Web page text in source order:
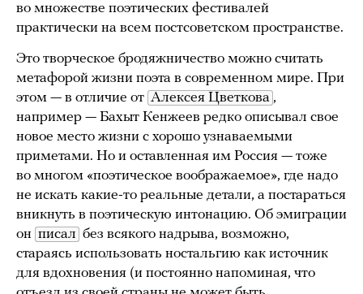
во множестве поэтических фестивалей
практически на всем постсоветском пространстве.
Это творческое бродяжничество можно считать
метафорой жизни поэта в современном мире. При
этом — в отличие от Алексея Цветкова ,
например — Бахыт Кенжеев редко описывал свое
новое место жизни с хорошо узнаваемыми
приметами. Но и оставленная им Россия — тоже
во многом «поэтическое воображаемое», где надо
не искать какие-то реальные детали, а постараться
вникнуть в поэтическую интонацию. Об эмиграции
он писал без всякого надрыва, возможно,
стараясь использовать ностальгию как источник
для вдохновения (и постоянно напоминая, что